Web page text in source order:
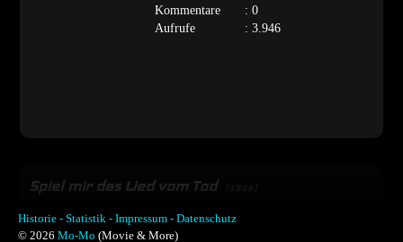
Kommentare
: 0
Aufrufe
: 3.946
Spiel mir das Lied vom Tod
Historie - Statistik - Impressum - Datenschutz
© 2026 Mo-Mo (Movie & More)